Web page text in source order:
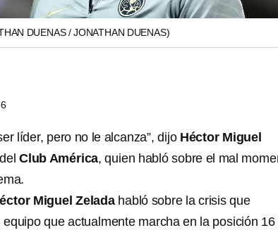
DUENAS / JONATHAN DUENAS)
líder, pero no le alcanza”, dijo Héctor Miguel
Club América, quien habló sobre el mal
Miguel Zeladahabló sobre la crisis que
equipo que actualmente marcha en la posición 16